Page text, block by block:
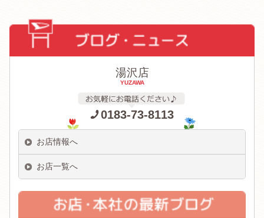
湯沢店
YUZAWA
0183-73-8113
お店情報へ
お店一覧へ